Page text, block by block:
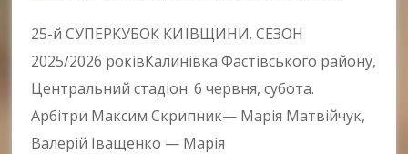
25-й СУПЕРКУБОК КИЇВЩИНИ. СЕЗОН
2025/2026 роківКалинівка Фастівського району,
Центральний стадіон. 6 червня, субота.
Арбітри Максим Скрипник— Марія Матвійчук,
Валерій Іващенко — Марія